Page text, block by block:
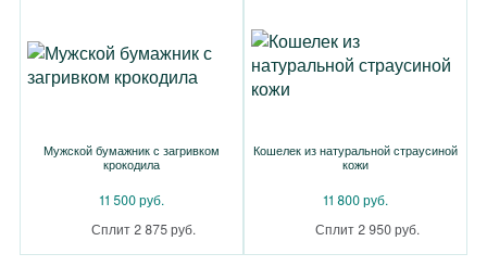
Мужской бумажник с загривком
крокодила
11 500 руб.
Сплит 2 875 руб.
Кошелек из натуральной страусиной
кожи
11 800 руб.
Сплит 2 950 руб.